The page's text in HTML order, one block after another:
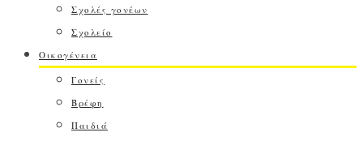
Σχολές γονέων
Σχολείο
Οικογένεια
Γονείς
Βρέφη
Παιδιά